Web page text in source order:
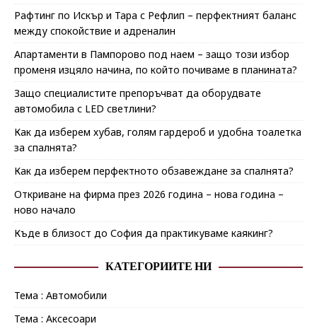
Рафтинг по Искър и Тара с Рефлип – перфектният баланс
между спокойствие и адреналин
Апартаменти в Пампорово под наем – защо този избор
променя изцяло начина, по който почиваме в планината?
Защо специалистите препоръчват да оборудвате
автомобила с LED светлини?
Как да изберем хубав, голям гардероб и удобна тоалетка
за спалнята?
Как да изберем перфектното обзавеждане за спалнята?
Откриване на фирма през 2026 година – нова година –
ново начало
Къде в близост до София да практикуваме каякинг?
КАТЕГОРИИТЕ НИ
Тема : Автомобили
Тема : Аксесоари